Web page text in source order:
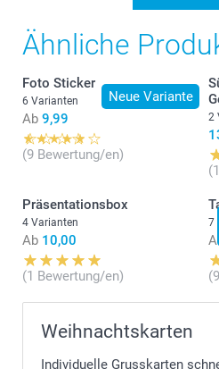
Ähnliche
Neue Variante
Foto Sticker
6 Varianten
Ab 9,99
(9 Bewertung/en)
2
Präsentationsbox
4 Varianten
Ab 10,00
(1 Bewertung/en)
7
Ab
Weihnachtskarten
Individuelle Grusskarten